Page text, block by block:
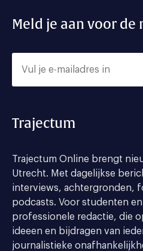
Meld je aan voor
Trajectum
Trajectum Online brengt
Utrecht. Met dagelijkse
interviews, achtergronden,
podcasts. Voor studenten
professionele redactie, die
ideeen en bijdragen van
journalistieke